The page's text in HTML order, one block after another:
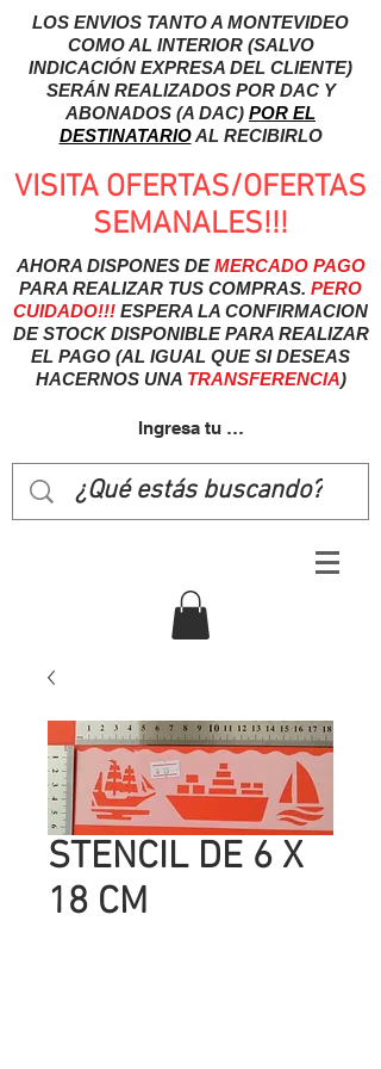
LOS ENVIOS TANTO A MONTEVIDEO
COMO AL INTERIOR (SALVO
INDICACIÓN EXPRESA DEL CLIENTE)
SERÁN REALIZADOS POR DAC Y
ABONADOS (A DAC) POR EL
DESTINATARIOAL RECIBIRLO
VISITA OFERTAS/OFERTAS
SEMANALES!!!
AHORA DISPONES DEMERCADO PAGO
PARA REALIZAR TUS COMPRAS. PERO
CUIDADO!!! ESPERA LA CONFIRMACION
DE STOCK DISPONIBLE PARA REALIZAR
EL PAGO (AL IGUAL QUE SI DESEAS
HACERNOS UNA TRANSFERENCIA)
Ingresa tu usuairo
STENCIL DE 6 X
18 CM